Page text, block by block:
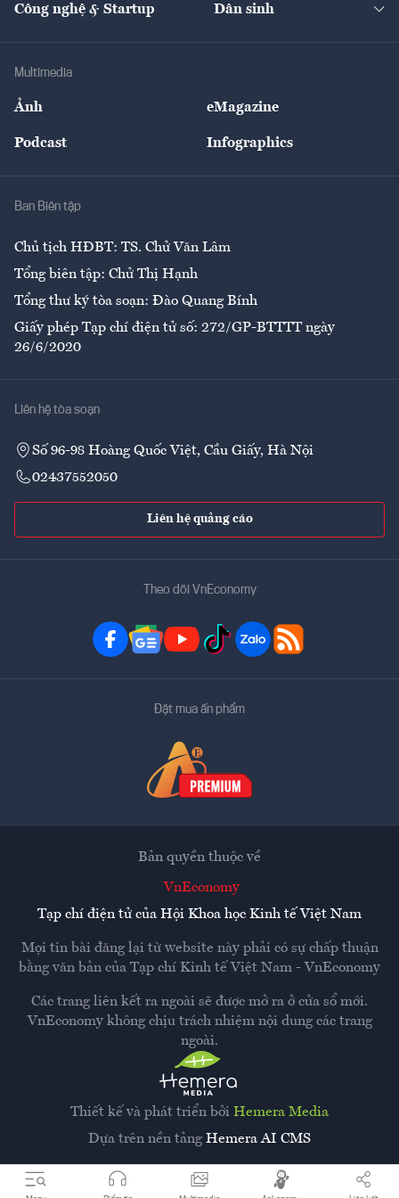
Tư vấn Nông sản
Giải trí
Công nghệ & Startup Dân sinh
Multimedia
Ảnh eMagazine
Podcast Infographics
Ban Biên tập
Chủ tịch HĐBT: TS. Chử Văn Lâm
Tổng biên tập: Chử Thị Hạnh
Tổng thư ký tòa soạn: Đào Quang Bính
Giấy phép Tạp chí điện tử số: 272/GP-BTTTT ngày
26/6/2020
Liên hệ tòa soạn
Số 96-98 Hoàng Quốc Việt, Cầu Giấy, Hà Nội
02437552050
Liên hệ quảng cáo
Theo dõi VnEconomy
Đặt mua ấn phẩm
Thiết kế và phát triển bởi Hemera Media
Dựa trên nền tảng Hemera AI CMS
Bản quyền thuộc về
VnEconomy
Tạp chí điện tử của Hội Khoa học Kinh tế Việt Nam
Mọi tin bài đăng lại từ website này phải có sự chấp thuận
bằng văn bản của Tạp chí Kinh tế Việt Nam - VnEconomy
Các trang liên kết ra ngoài sẽ được mở ra ở cửa sổ mới.
VnEconomy không chịu trách nhiệm nội dung các trang
ngoài.